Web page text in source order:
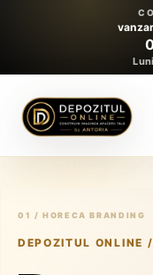
DEPOZITUL ONLINE